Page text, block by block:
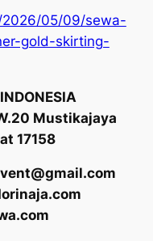
2026/05/09/sewa-
gold-skirting-
Mustikajaya
17158